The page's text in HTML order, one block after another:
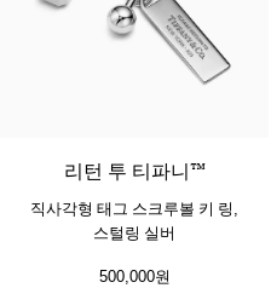
리턴 투 티파니™
직사각형 태그 스크루볼 키 링,
스털링 실버
500,000원